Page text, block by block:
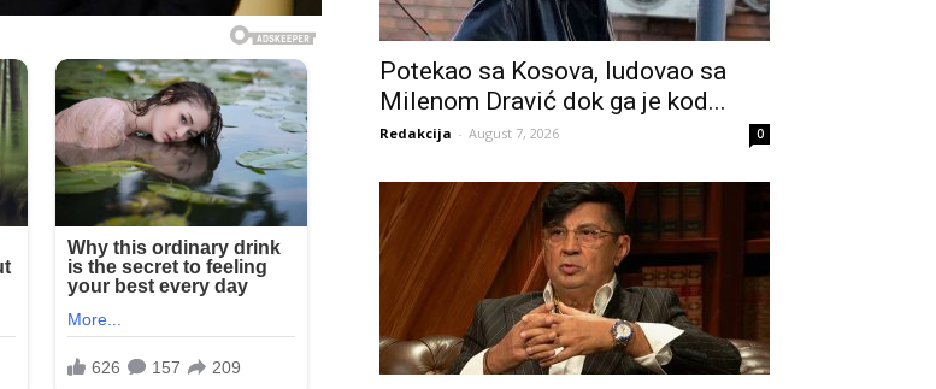
Potekao sa Kosova, ludovao sa
Milenom Dravić dok ga je kod...
Redakcija - August 7, 2026 0